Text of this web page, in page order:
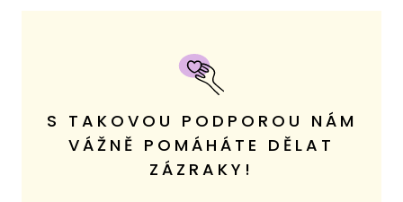
S TAKOVOU PODPOROU NÁM
VÁŽNĚ POMÁHÁTE DĚLAT
ZÁZRAKY!